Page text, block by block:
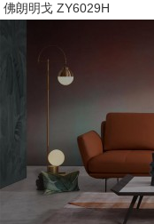
佛朗明戈 ZY6029H